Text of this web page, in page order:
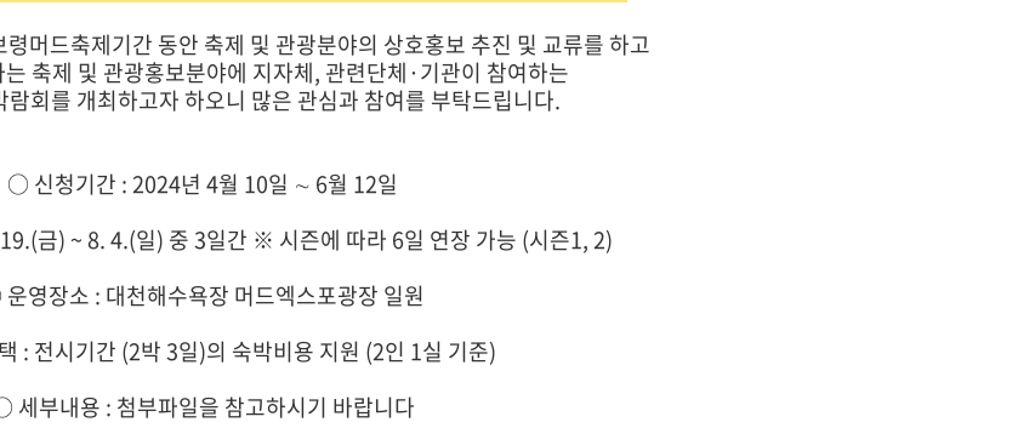
머드축제기간 동안 축제 및 관광분야의 상호홍보 추진 및 교류를 하고
축제 및 관광홍보분야에 지자체, 관련단체·기관이 참여하는
회를 개최하고자 하오니 많은 관심과 참여를 부탁드립니다.
○ 신청기간 : 2024년 4월 10일 ∼ 6월 12일
금) ~ 8. 4.(일) 중 3일간 ※ 시즌에 따라 6일 연장 가능 (시즌1, 2)
영장소 : 대천해수욕장 머드엑스포광장 일원
: 전시기간 (2박 3일)의 숙박비용 지원 (2인 1실 기준)
세부내용 : 첨부파일을 참고하시기 바랍니다